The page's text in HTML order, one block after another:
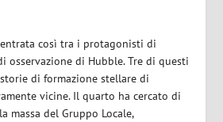
così tra i protagonisti di
osservazione di Hubble. Tre di questi
di formazione stellare di
vicine. Il quarto ha cercato di
massa del Gruppo Locale,